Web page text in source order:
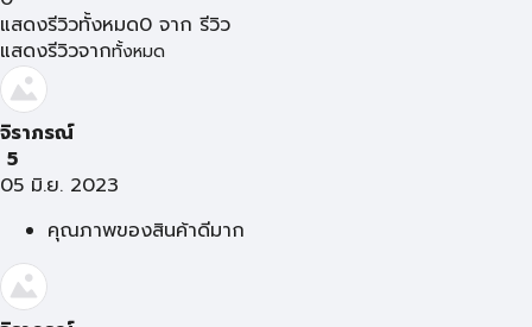
แสดงรีวิวทั้งหมด0 จาก รีวิว
แสดงรีวิวจากทั้งหมด
จิราภรณ์
5
05 มิ.ย. 2023
คุณภาพของสินค้าดีมาก